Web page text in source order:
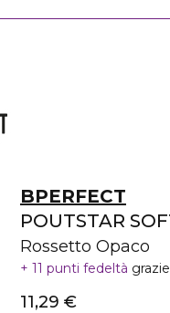
BPERFECT
POUTSTAR
Rossetto Opaco
11 punti fedeltà
11,29 €